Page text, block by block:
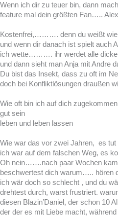
Wenn ich dir zu teuer bin, dann
feature mal dein größten Fan…..
Kostenfrei,………. denn du weißt wie
und wenn dir danach ist spielt auch
ich wette………. ihr werdet alle dicke
und dann sieht man Anja mit Andre
Du bist das Insekt, dass zu oft im
doch bei Konfliktlösungen draußen
Wie oft bin ich auf dich
gut sein
leben und leben lassen
Wie war das vor zwei Jahren, es tut
ich war auf dem falschen Weg, es
Oh nein…….nach paar Wochen
beschwertest dich warum….. hören
ich wär doch so schlecht , und du
drehtest durch, warst frustriert.
diesen Blazin’Daniel, der schon 10
der der es mit Liebe macht,